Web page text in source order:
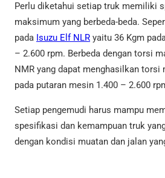
Perlu diketahui setiap truk memiliki
maksimum yang berbeda-beda.
pada Isuzu Elf NLR yaitu 36 Kgm
– 2.600 rpm. Berbeda dengan torsi
NMR yang dapat menghasilkan torsi
pada putaran mesin 1.400 – 2.600
Setiap pengemudi harus mampu
spesifikasi dan kemampuan truk
dengan kondisi muatan dan jalan